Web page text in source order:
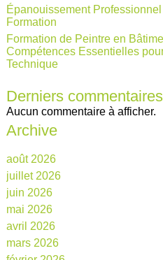
Épanouissement
Formation
Formation de Peintre en
Compétences Essentielles
Technique
Derniers commentaires
Aucun commentaire à afficher.
Archive
août 2026
juillet 2026
juin 2026
mai 2026
avril 2026
mars 2026